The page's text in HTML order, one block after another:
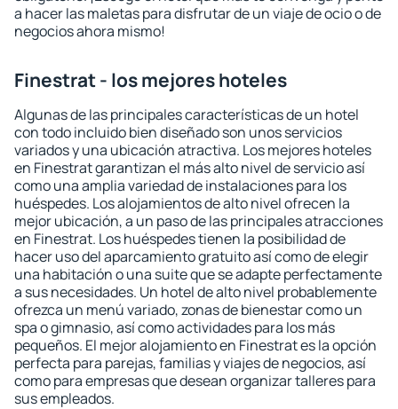
a hacer las maletas para disfrutar de un viaje de ocio o de
negocios ahora mismo!
Finestrat - los mejores hoteles
Algunas de las principales características de un hotel
con todo incluido bien diseñado son unos servicios
variados y una ubicación atractiva. Los mejores hoteles
en Finestrat garantizan el más alto nivel de servicio así
como una amplia variedad de instalaciones para los
huéspedes. Los alojamientos de alto nivel ofrecen la
mejor ubicación, a un paso de las principales atracciones
en Finestrat. Los huéspedes tienen la posibilidad de
hacer uso del aparcamiento gratuito así como de elegir
una habitación o una suite que se adapte perfectamente
a sus necesidades. Un hotel de alto nivel probablemente
ofrezca un menú variado, zonas de bienestar como un
spa o gimnasio, así como actividades para los más
pequeños. El mejor alojamiento en Finestrat es la opción
perfecta para parejas, familias y viajes de negocios, así
como para empresas que desean organizar talleres para
sus empleados.